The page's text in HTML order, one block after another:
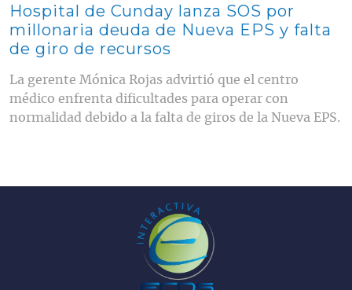
Hospital de Cunday lanza SOS por
millonaria deuda de Nueva EPS y falta
de giro de recursos
La gerente Mónica Rojas advirtió que el centro
médico enfrenta dificultades para operar con
normalidad debido a la falta de giros de la Nueva EPS.